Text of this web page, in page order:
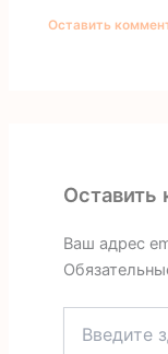
Оставить
Оставить
Ваш адрес
здесь..